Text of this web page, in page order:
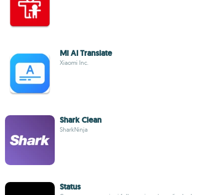
Mi AI Translate
Xiaomi Inc.
Shark Clean
SharkNinja
Status